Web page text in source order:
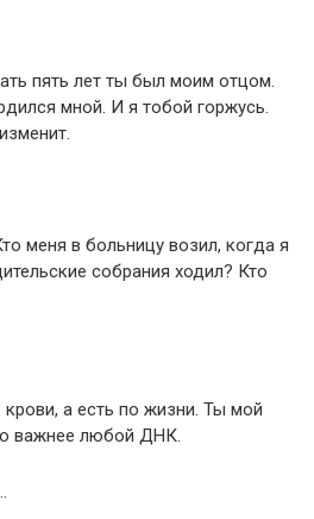
пять лет ты был моим отцом.
мной. И я тобой горжусь.
меня в больницу возил, когда я
собрания ходил? Кто
а есть по жизни. Ты мой
важнее любой ДНК.